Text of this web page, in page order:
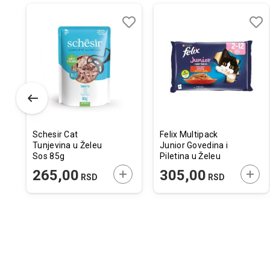
U KORPU
Schesir Cat
Tunjevina u Želeu
Sos 85g
265,00 RSD DODAJTE U KORPU
Felix Multipack
Junior Govedina i
Piletina u Želeu
305,00 RSD
u
listu
želja